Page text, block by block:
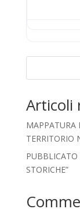
Articoli
MAPPATURA
TERRITORIO
PUBBLICATO
STORICHE”